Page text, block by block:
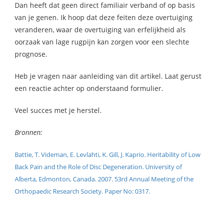
Dan heeft dat geen direct familiair verband of op basis
van je genen. Ik hoop dat deze feiten deze overtuiging
veranderen, waar de overtuiging van erfelijkheid als
oorzaak van lage rugpijn kan zorgen voor een slechte
prognose.
Heb je vragen naar aanleiding van dit artikel. Laat gerust
een reactie achter op onderstaand formulier.
Veel succes met je herstel.
Bronnen:
Battie, T. Videman, E. Levlahti, K. Gill, J. Kaprio. Heritability of Low
Back Pain and the Role of Disc Degeneration. University of
Alberta, Edmonton, Canada. 2007. 53rd Annual Meeting of the
Orthopaedic Research Society. Paper No: 0317.